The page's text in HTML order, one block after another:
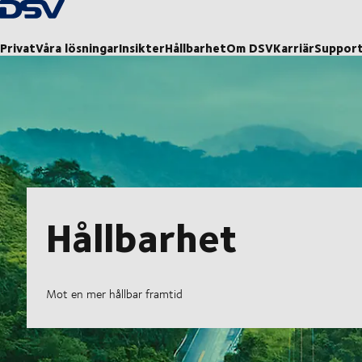
Tillbaka till hemsidan
PrivatVåra lösningarInsikterHållbarhetOm DSVKarriär
Hållbarhet
Mot en mer hållbar framtid